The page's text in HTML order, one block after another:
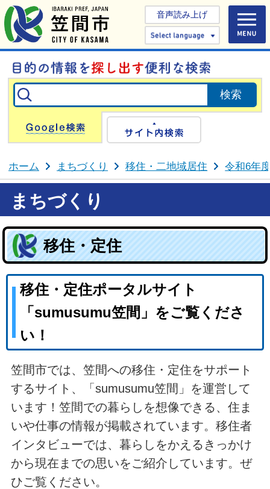
音声読み上げ
Select
Google検索
ホーム まちづくり 移住・二地域居住 令和6年
まちづくり
移住・定住
移住・定住ポータルサイト
「sumusumu笠間」をご覧くださ
い！
笠間市では、笠間への移住・定住をサポート
するサイト、「sumusumu笠間」を運営して
います！笠間での暮らしを想像できる、住ま
いや仕事の情報が掲載されています。移住者
インタビューでは、暮らしをかえるきっかけ
から現在までの思いをご紹介しています。ぜ
ひご覧ください。